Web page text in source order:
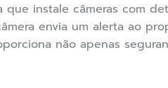
instale câmeras com
envia um alerta ao
não apenas